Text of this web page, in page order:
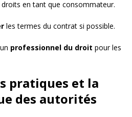
en tant que consommateur.
les termes du contrat si possible.
professionnel du droit pour les
pratiques et la
des autorités